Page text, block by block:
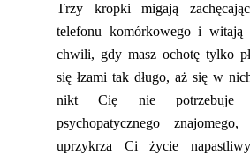
Trzy kropki migają
telefonu komórkowego i
chwili, gdy masz ochotę tylko
się łzami tak długo, aż się w
niktCię nie potrzebuje
psychopatycznego znajomego,
uprzykrza Ci życie